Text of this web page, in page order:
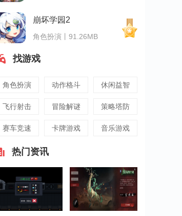
崩坏学园2
角色扮演丨91.26MB
找游戏
角色扮演 动作格斗 休闲益智
飞行射击 冒险解谜 策略塔防
赛车竞速 卡牌游戏 音乐游戏
热门资讯